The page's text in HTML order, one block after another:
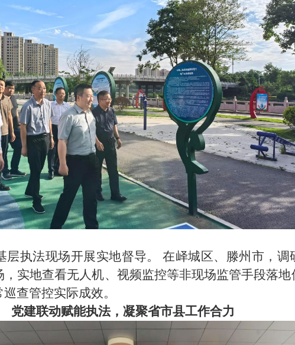
执法现场开展实地督导。
在峄城区、滕州市，调
实地查看无人机、视频监控等非现场监管手段落
查管控实际成效。
党建联动赋能执法，凝聚省市县工作合力